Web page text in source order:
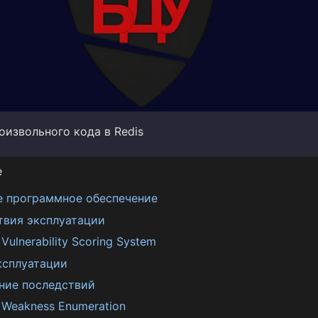
кода в Redis
программное обеспечение
эксплуатации
Scoring System
последствий
Enumeration